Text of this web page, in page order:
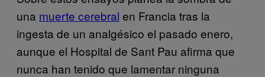
una muerte cerebral en Francia tras la
ingesta de un analgésico el pasado enero,
aunque el Hospital de Sant Pau afirma que
nunca han tenido que lamentar ninguna